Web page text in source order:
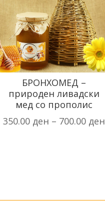
БРОНХОМЕД –
природен ливадски
мед со прополис
350.00 ден – 700.00 ден